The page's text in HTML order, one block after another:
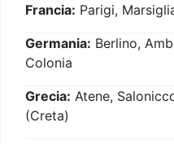
Francia: Parigi,
Germania: Berlino,
Colonia
Grecia: Atene,
(Creta)